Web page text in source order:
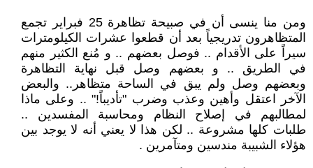
ومن منا ينسى أن في صبيحة تظاهرة 25 فبراير تجمع
المتظاهرون تدريجياً بعد أن قطعوا عشرات الكيلومترات
سيراً على الأقدام .. فوصل بعضهم .. و مُنع الكثير منهم
في الطريق .. و بعضهم وصل قبل نهاية التظاهرة
وبعضهم وصل ولم يبق في الساحة متظاهر.. والبعض
الآخر اعتقل وأهين وعذب وضرب "تأديباً!" .. وعلى ماذا
لمطالبهم في إصلاح النظام ومحاسبة المفسدين ..
طلبات كلها مشروعة .. لكن هذا لا يعني أنه لا يوجد بين
هؤلاء الشبيبة مندسين ومتآمرين .